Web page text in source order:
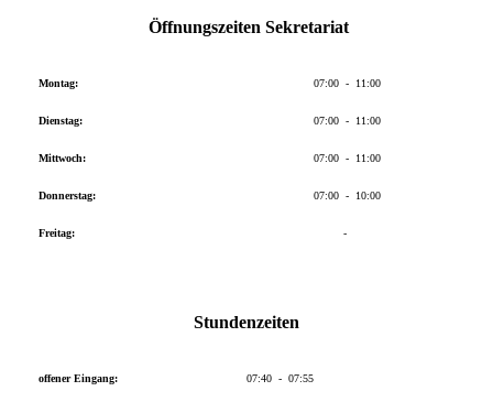
Öffnungszeiten Sekretariat
Montag:
Dienstag:
Mittwoch:
Donnerstag:
Freitag:
07:00 - 11:00
07:00 - 11:00
07:00 - 11:00
07:00 - 10:00
-
Stundenzeiten
offener Eingang: 07:40 - 07:55